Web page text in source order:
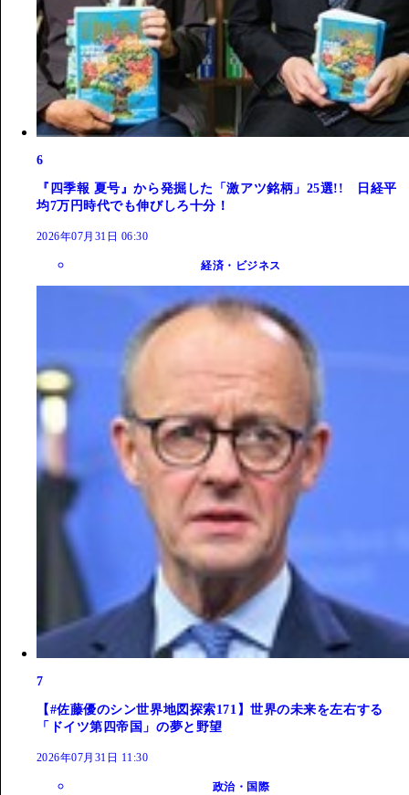
6
『四季報 夏号』から発掘した「激アツ銘柄」25選!! 日経平
均7万円時代でも伸びしろ十分！
2026年07月31日 06:30
経済・ビジネス
7
【#佐藤優のシン世界地図探索171】世界の未来を左右する
「ドイツ第四帝国」の夢と野望
2026年07月31日 11:30
政治・国際